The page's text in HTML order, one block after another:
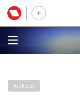
Artikelen